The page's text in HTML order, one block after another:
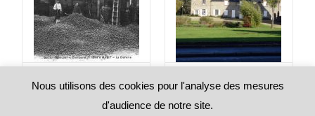
Nous utilisons des cookies pour l'analyse des mesures
d'audience de notre site.